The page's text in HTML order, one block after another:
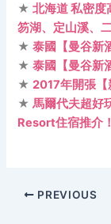
★北海道 私密度
笏湖、定山溪、
★泰國【曼谷新
★泰國【曼谷新
★2017年開張【
★馬爾代夫超好
Resort住宿推介！
PREVIOUS